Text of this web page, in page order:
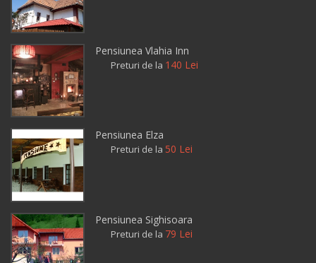
Pensiunea Vlahia Inn
Preturi de la 140 Lei
Pensiunea Elza
Preturi de la 50 Lei
Pensiunea Sighisoara
Preturi de la 79 Lei